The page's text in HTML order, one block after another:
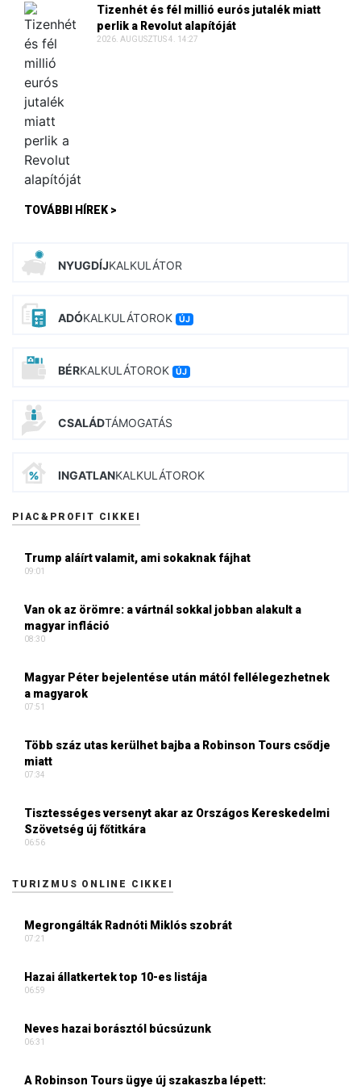
Tizenhét és fél millió eurós jutalék miatt
perlik a Revolut alapítóját
2026. AUGUSZTUS 4. 14:27
TOVÁBBI HÍREK >
NYUGDÍJKALKULÁTOR
ADÓKALKULÁTOROK ÚJ
BÉRKALKULÁTOROK ÚJ
CSALÁDTÁMOGATÁS
INGATLANKALKULÁTOROK
PIAC&PROFIT CIKKEI
Trump aláírt valamit, ami sokaknak fájhat
09:01
Van ok az örömre: a vártnál sokkal jobban alakult a
magyar infláció
08:30
Magyar Péter bejelentése után mától fellélegezhetnek
a magyarok
07:51
Több száz utas kerülhet bajba a Robinson Tours csődje
miatt
07:34
Tisztességes versenyt akar az Országos Kereskedelmi
Szövetség új főtitkára
06:56
TURIZMUS ONLINE CIKKEI
Megrongálták Radnóti Miklós szobrát
07:21
Hazai állatkertek top 10-es listája
06:59
Neves hazai borásztól búcsúzunk
06:31
A Robinson Tours ügye új szakaszba lépett: